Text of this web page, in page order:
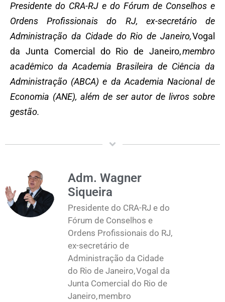
Presidente do CRA-RJ e do Fórum de Conselhos e
Ordens Profissionais do RJ, ex-secretário de
Administração da Cidade do Rio de Janeiro,Vogal
da Junta Comercial do Rio de Janeiro,membro
acadêmico da Academia Brasileira de Ciência da
Administração (ABCA) e da Academia Nacional de
Economia (ANE), além de ser autor de livros sobre
gestão.
Adm. Wagner
Siqueira
Presidente do CRA-RJ e do
Fórum de Conselhos e
Ordens Profissionais do RJ,
ex-secretário de
Administração da Cidade
do Rio de Janeiro, Vogal da
Junta Comercial do Rio de
Janeiro, membro